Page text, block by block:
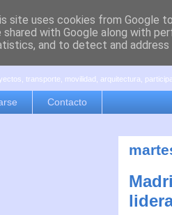
transporte, movilidad, arquitectura,
Contacto
site uses cookies from Google
shared with Google along with
and to detect and address